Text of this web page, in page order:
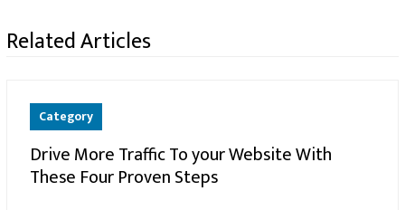
Related Articles
Category
Drive More Traffic To your Website With
These Four Proven Steps